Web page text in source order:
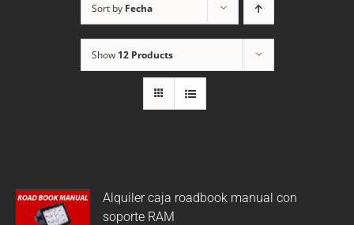
Sort by Fecha
Show 12 Products
Alquiler caja roadbook manual con
soporte RAM